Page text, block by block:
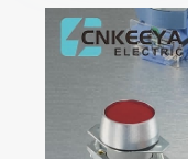
24kV সলিড
আরো দেখুন >>